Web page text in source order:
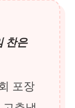
찬은
포장